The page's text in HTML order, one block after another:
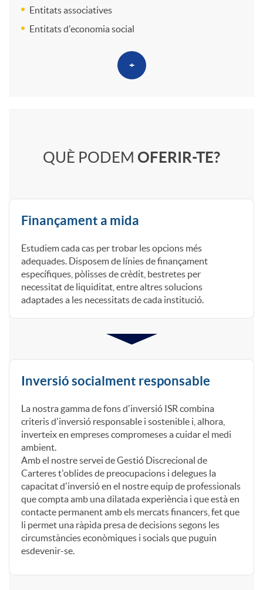
Entitats associatives
Entitats d'economia social
+
e
o
f
r
e
c
e
m
o
s
QUÈ PODEM OFERIR-TE?
Finançament a mida
Estudiem cada cas per trobar les opcions més
adequades. Disposem de línies de finançament
específiques, pòlisses de crèdit, bestretes per
necessitat de liquiditat, entre altres solucions
adaptades a les necessitats de cada institució.
Inversió socialment responsable
La nostra gamma de fons d'inversió ISR combina
criteris d'inversió responsable i sostenible i, alhora,
inverteix en empreses compromeses a cuidar el medi
ambient.
Amb el nostre servei de Gestió Discrecional de
Carteres t'oblides de preocupacions i delegues la
capacitat d'inversió en el nostre equip de professionals
que compta amb una dilatada experiència i que està en
contacte permanent amb els mercats financers, fet que
li permet una ràpida presa de decisions segons les
circumstàncies econòmiques i socials que puguin
esdevenir-se.